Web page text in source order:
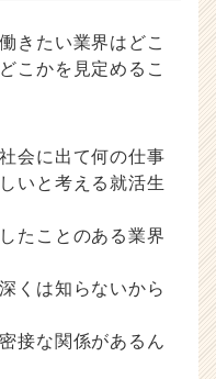
きたい業界はどこ
こかを見定めるこ
会に出て何の仕事
いと考える就活生
たことのある業界
くは知らないから
接な関係があるん